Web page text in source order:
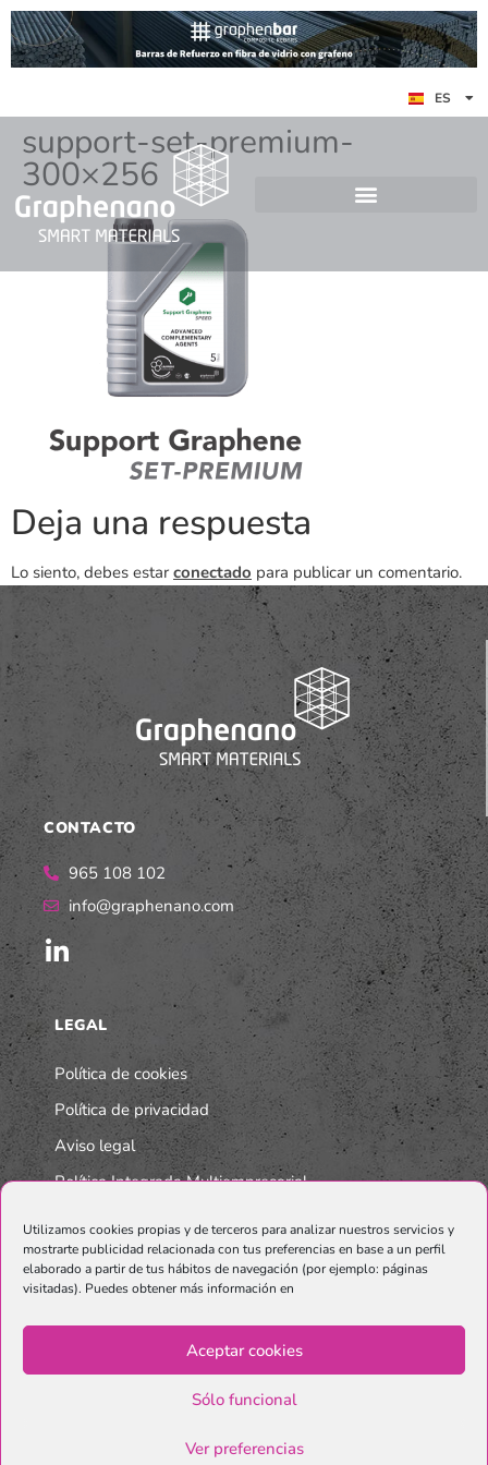
Utilizamos cookies propias y de terceros para analizar nuestros servicios y
mostrarte publicidad relacionada con tus preferencias en base a un perfil
elaborado a partir de tus hábitos de navegación (por ejemplo: páginas
visitadas). Puedes obtener más información en
Aceptar cookies
Sólo funcional
Ver preferencias
ES
EN
DE
support-set-premium-
300×256
Deja una respuesta
Lo siento, debes estar conectado para publicar un comentario.
CONTACTO
965 108 102
info@graphenano.com
LEGAL
Política de cookies
Política de privacidad
Aviso legal
Política Integrada Multiempresarial
Graphenano.